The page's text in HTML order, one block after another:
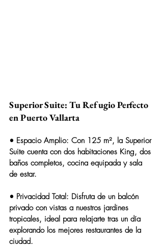
Superior Suite: Tu Refugio Perfecto
en Puerto Vallarta
• Espacio Amplio: Con 125 m², la Superior
Suite cuenta con dos habitaciones King, dos
baños completos, cocina equipada y sala
de estar.
• Privacidad Total: Disfruta de un balcón
privado con vistas a nuestros jardines
tropicales, ideal para relajarte tras un día
explorando los mejores restaurantes de la
ciudad.